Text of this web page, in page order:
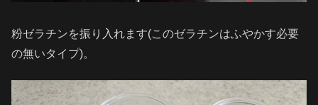
粉ゼラチンを振り入れます(このゼラチンはふやかす必要
の無いタイプ)。